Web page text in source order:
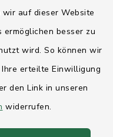
auf dieser Website
ermöglichen besser zu
wird. So können wir
erteilte Einwilligung
den Link in unseren
widerrufen.
Holstein